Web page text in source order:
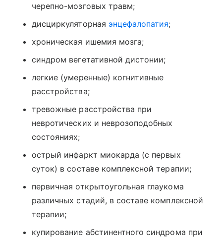
черепно-мозговых травм;
дисциркуляторная энцефалопатия;
хроническая ишемия мозга;
синдром вегетативной дистонии;
легкие (умеренные) когнитивные
расстройства;
тревожные расстройства при
невротических и неврозоподобных
состояниях;
острый инфаркт миокарда (с первых
суток) в составе комплексной терапии;
первичная открытоугольная глаукома
различных стадий, в составе комплексной
терапии;
купирование абстинентного синдрома при